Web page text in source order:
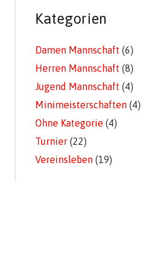
Kategorien
Damen Mannschaft (6)
Herren Mannschaft (8)
Jugend Mannschaft (4)
Minimeisterschaften (4)
Ohne Kategorie (4)
Turnier (22)
Vereinsleben (19)